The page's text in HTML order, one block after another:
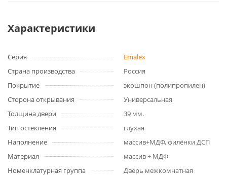
Характеристики
Серия
Emalex
Страна производства
Россия
Покрытие
экошпон (полипропилен)
Сторона открывания
Универсальная
Толщина двери
39 мм.
Тип остекления
глухая
Наполнение
массив+МДФ, филёнки ДСП
Материал
массив + МДФ
Номенклатурная группа
Дверь межкомнатная